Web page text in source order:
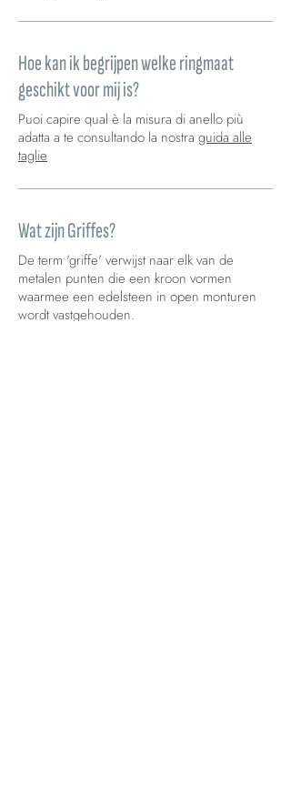
Hoe kan ik begrijpen welke ringmaat
geschikt voor mij is?
Puoi capire qual è la misura di anello più
adatta a te consultando la nostra guida alle
taglie
Wat zijn Griffes?
De term 'griffe' verwijst naar elk van de
metalen punten die een kroon vormen
waarmee een edelsteen in open monturen
wordt vastgehouden.